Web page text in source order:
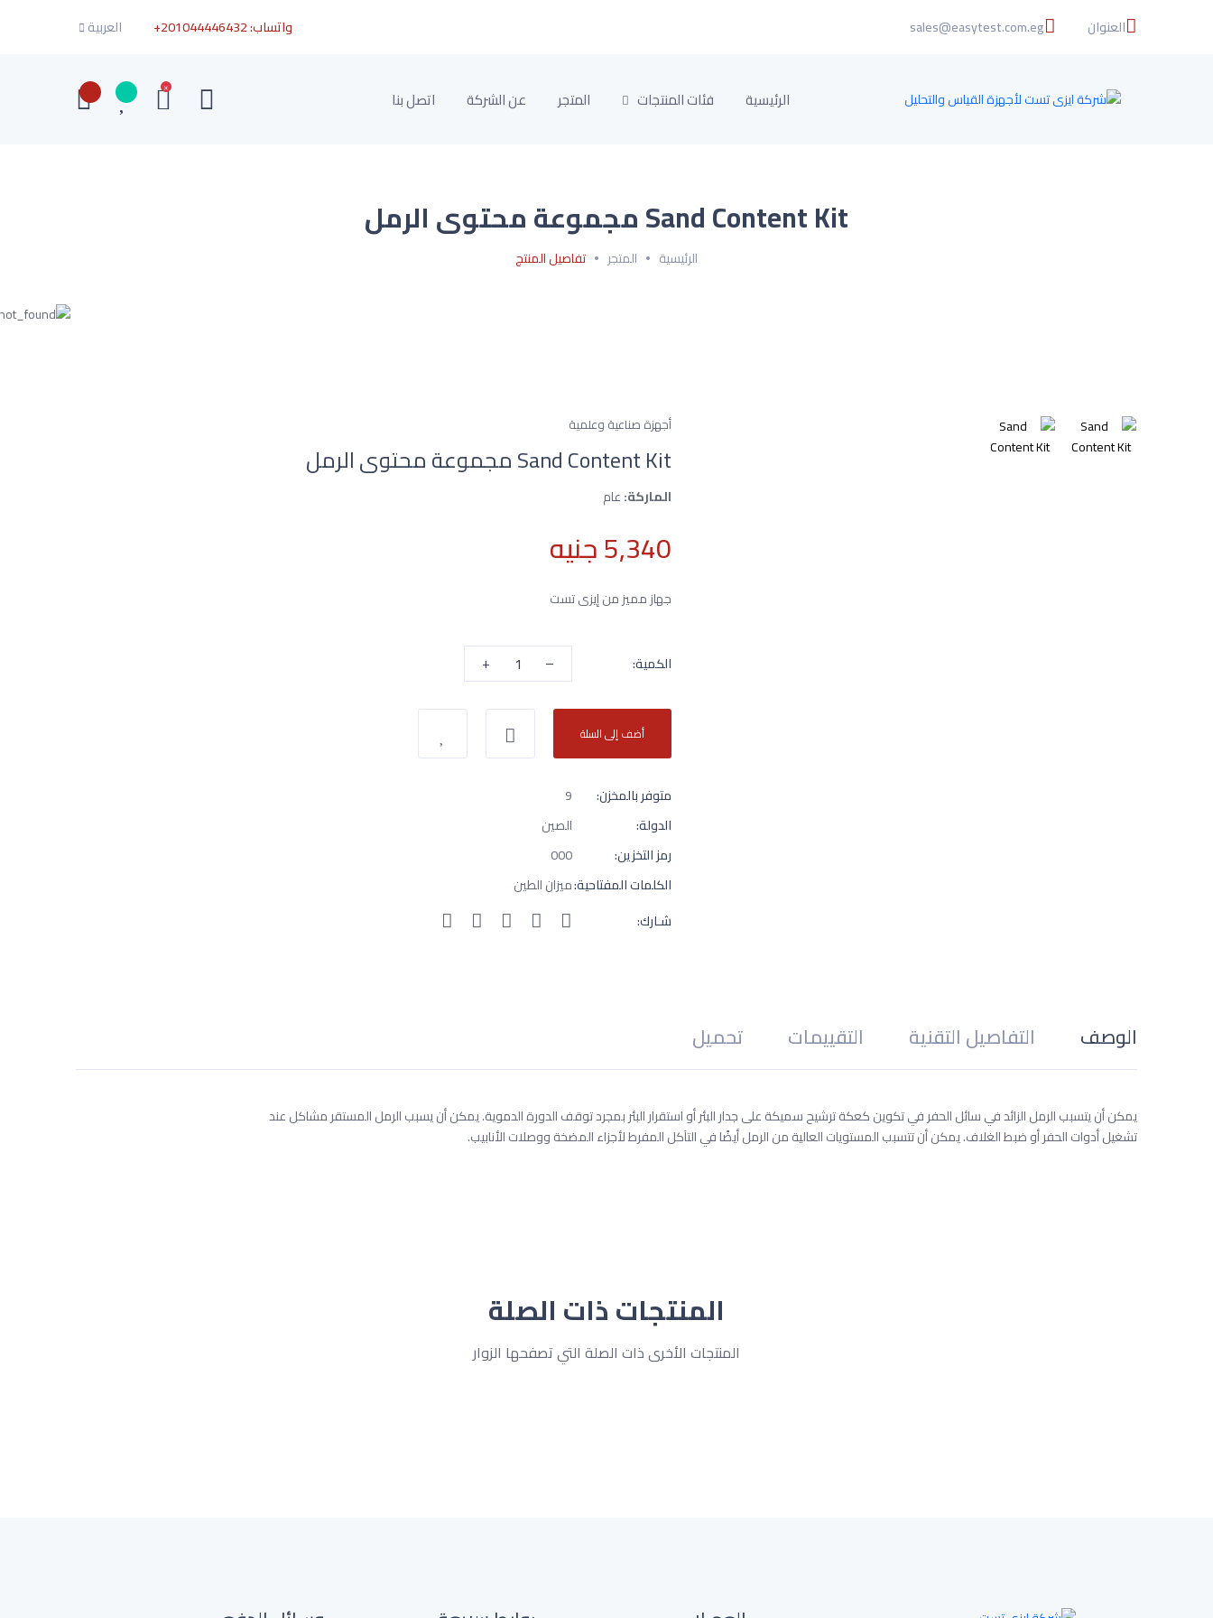
العنوان sales@easytest.com.eg واتساب:+201044446432 العربية
الرئيسية فئات المنتجات المتجر عن الشركة اتصل بنا ×
Sand Content Kit مجموعة محتوى الرمل
الرئيسية المتجر تفاصيل المنتج
أجهزة صناعية وعلمية
Sand Content Kit مجموعة محتوى الرمل
الماركة:عام
5,340 جنيه
جهاز مميز من إيزى تست
الكمية: –
+
أضف إلى السلة
متوفر بالمخزن:
9
الدولة:
الصين
رمز التخزين:
000
الكلمات المفتاحية:ميزان الطين
شـارك:
الوصف التفاصيل التقنية التقييمات تحميل
يمكن أن يتسبب الرمل الزائد في سائل الحفر في تكوين كعكة ترشيح سميكة على جدار البئر أو استقرار البئر بمجرد توقف الدورة الدموية. يمكن أن يسبب الرمل المستقر مشاكل عند
تشغيل أدوات الحفر أو ضبط الغلاف. يمكن أن تتسبب المستويات العالية من الرمل أيضًا في التآكل المفرط لأجزاء المضخة ووصلات الأنابيب.
المنتجات ذات الصلة
المنتجات الأخرى ذات الصلة التي تصفحها الزوار